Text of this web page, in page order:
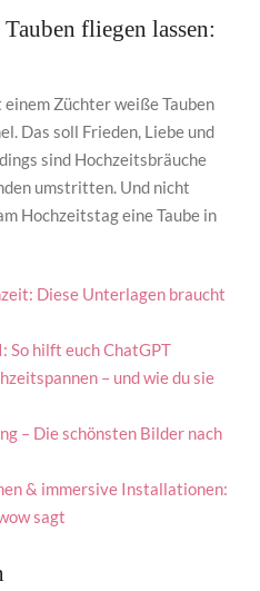
fliegen lassen:
Züchter weiße Tauben
Das soll Frieden, Liebe und
sind Hochzeitsbräuche
umstritten. Und nicht
Hochzeitstag eine Taube in
Diese Unterlagen braucht
So hilft euch ChatGPT
– und wie du sie
– Die schönsten Bilder nach
& immersive Installationen:
sagt